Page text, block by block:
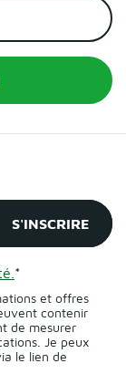
*
et offres
contenir
de mesurer
Je peux
le lien de